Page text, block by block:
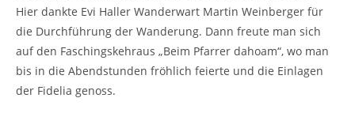
Hier dankte Evi Haller Wanderwart Martin Weinberger für
die Durchführung der Wanderung. Dann freute man sich
auf den Faschingskehraus „Beim Pfarrer dahoam“, wo man
bis in die Abendstunden fröhlich feierte und die Einlagen
der Fidelia genoss.